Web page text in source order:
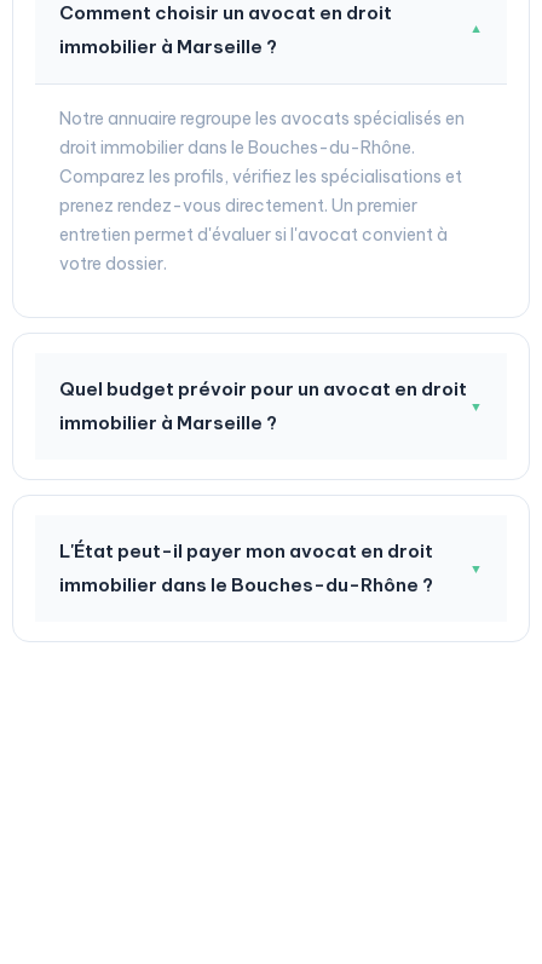
Comment choisir un avocat en droit
immobilier à Marseille ?
▼
Notre annuaire regroupe les avocats spécialisés en
droit immobilier dans le Bouches-du-Rhône.
Comparez les profils, vérifiez les spécialisations et
prenez rendez-vous directement. Un premier
entretien permet d'évaluer si l'avocat convient à
votre dossier.
Quel budget prévoir pour un avocat en droit
immobilier à Marseille ?
▼
L'État peut-il payer mon avocat en droit
immobilier dans le Bouches-du-Rhône ?
▼